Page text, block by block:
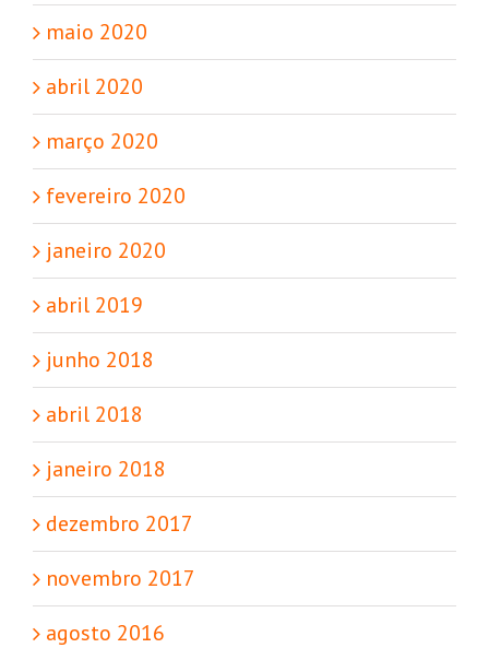
maio 2020
abril 2020
março 2020
fevereiro 2020
janeiro 2020
abril 2019
junho 2018
abril 2018
janeiro 2018
dezembro 2017
novembro 2017
agosto 2016